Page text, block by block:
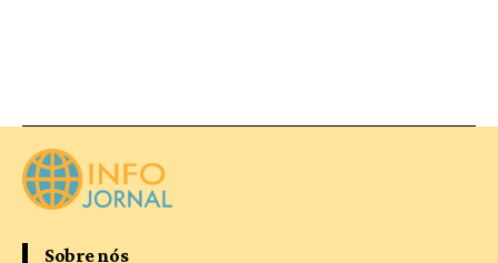
Sobre nós